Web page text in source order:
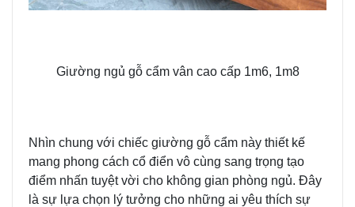
Giường ngủ gỗ cẩm vân cao cấp 1m6, 1m8
Nhìn chung với chiếc giường gỗ cẩm này thiết kế
mang phong cách cổ điển vô cùng sang trọng tạo
điểm nhấn tuyệt vời cho không gian phòng ngủ. Đây
là sự lựa chọn lý tưởng cho những ai yêu thích sự